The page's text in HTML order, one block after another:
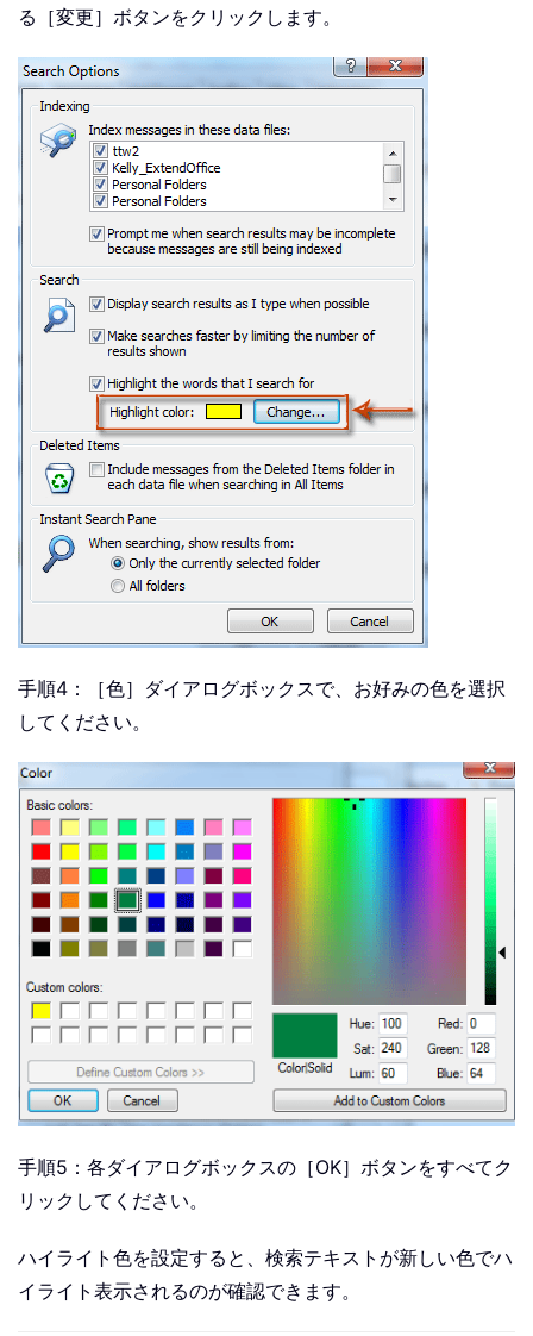
る［変更］ボタンをクリックします。
手順4：［色］ダイアログボックスで、お好みの色を選択
してください。
手順5：各ダイアログボックスの［OK］ボタンをすべてク
リックしてください。
ハイライト色を設定すると、検索テキストが新しい色でハ
イライト表示されるのが確認できます。